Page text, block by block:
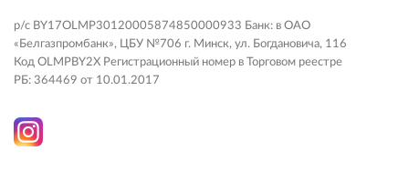
р/с BY17OLMP30120005874850000933 Банк: в ОАО
«Белгазпромбанк», ЦБУ №706 г. Минск, ул. Богдановича, 116
Код OLMPBY2X Регистрационный номер в Торговом реестре
РБ: 364469 от 10.01.2017